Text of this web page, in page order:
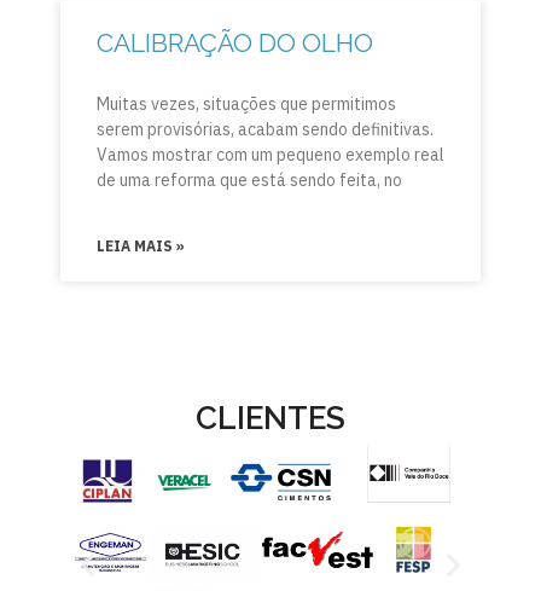
CALIBRAÇÃO DO OLHO
Muitas vezes, situações que permitimos
serem provisórias, acabam sendo definitivas.
Vamos mostrar com um pequeno exemplo real
de uma reforma que está sendo feita, no
LEIA MAIS »
CLIENTES